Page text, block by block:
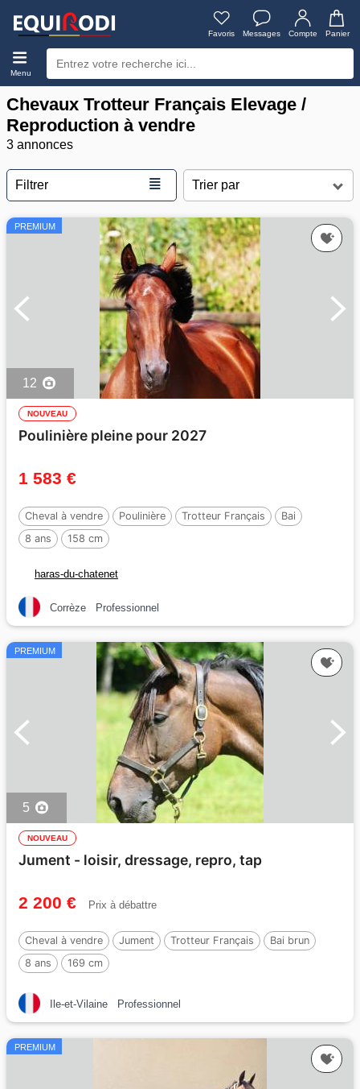
Favoris Messages Compte Panier
Menu
Chevaux Trotteur Français Elevage /
Reproduction à vendre
3 annonces
Filtrer ≣
PREMIUM
12
NOUVEAU
Poulinière pleine pour 2027
1 583 €
Cheval à vendre Poulinière Trotteur Français
Bai
8 ans
158 cm
haras-du-chatenet
Corrèze Professionnel
PREMIUM
5
NOUVEAU
Jument - loisir, dressage, repro, tap
2 200 € Prix à débattre
Cheval à vendre Jument Trotteur Français
Bai brun
8 ans
169 cm
Ile-et-Vilaine Professionnel
PREMIUM